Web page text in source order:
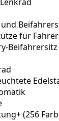
für
Beifahrersitz
(256